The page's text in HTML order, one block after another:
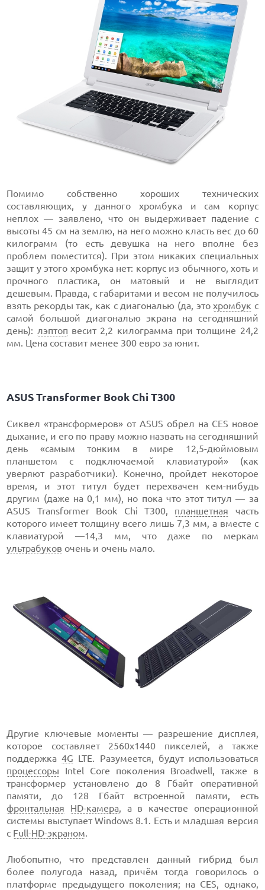
Помимо собственно хороших технических
составляющих, у данного хромбука и сам корпус
неплох — заявлено, что он выдерживает падение с
высоты 45 см на землю, на него можно класть вес до 60
килограмм (то есть девушка на него вполне без
проблем поместится). При этом никаких специальных
защит у этого хромбука нет: корпус из обычного, хоть и
прочного пластика, он матовый и не выглядит
дешевым. Правда, с габаритами и весом не получилось
взять рекорды так, как с диагональю (да, этохромбук с
самой большой диагональю экрана на сегодняшний
день): лэптоп весит 2,2 килограмма при толщине 24,2
мм. Цена составит менее 300 евро за юнит.
ASUS Transformer Book Chi T300
Сиквел «трансформеров» от ASUS обрел на CES новое
дыхание, и его по праву можно назвать на сегодняшний
день «самым тонким в мире 12,5-дюймовым
планшетом с подключаемой клавиатурой» (как
уверяют разработчики). Конечно, пройдет некоторое
время, и этот титул будет перехвачен кем-нибудь
другим (даже на 0,1 мм), но пока что этот титул — за
ASUS Transformer Book Chi T300, планшетная часть
которого имеет толщину всего лишь 7,3 мм, а вместе с
клавиатурой —14,3 мм, что даже по меркам
ультрабуков очень и очень мало.
Другие ключевые моменты — разрешение дисплея,
которое составляет 2560х1440 пикселей, а также
поддержка4G LTE. Разумеется, будут использоваться
процессоры Intel Core поколения Broadwell, также в
трансформер установлено до 8 Гбайт оперативной
памяти, до 128 Гбайт встроенной памяти, есть
фронтальная
HD-камера, а в качестве операционной
системы выступает Windows 8.1. Есть и младшая версия
с Full-HD-экраном
Любопытно, что представлен данный гибрид был
более полугода назад, причём тогда говорилось о
платформе предыдущего поколения; на CES, однако,